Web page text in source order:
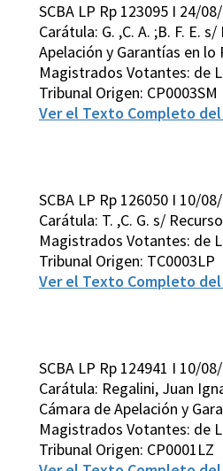
SCBA LP Rp 123095 I 24/
Carátula: G. ,C. A. ;B. F. E.
Apelación y Garantías en lo
Magistrados Votantes: de
Tribunal Origen: CP0003SM
Ver el Texto Completo del
SCBA LP Rp 126050 I 10/
Carátula: T. ,C. G. s/
Magistrados Votantes: de
Tribunal Origen: TC0003LP
Ver el Texto Completo del
SCBA LP Rp 124941 I 10/
Carátula: Regalini, Juan
Cámara de Apelación y
Magistrados Votantes: de
Tribunal Origen: CP0001LZ